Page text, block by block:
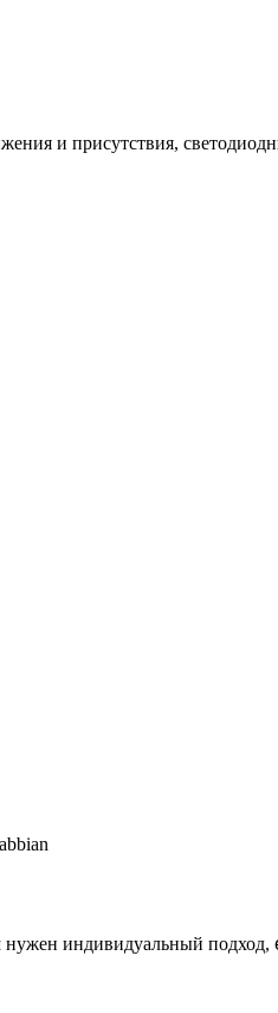
и присутствия,
нужен индивидуальный подход,